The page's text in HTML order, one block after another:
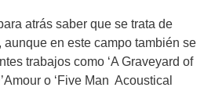
atrás saber que se trata de
en este campo también se
trabajos como ‘A Graveyard of
o ‘Five Man Acoustical